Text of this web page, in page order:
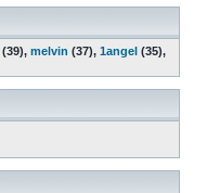
(39), melvin (37), 1angel (35),